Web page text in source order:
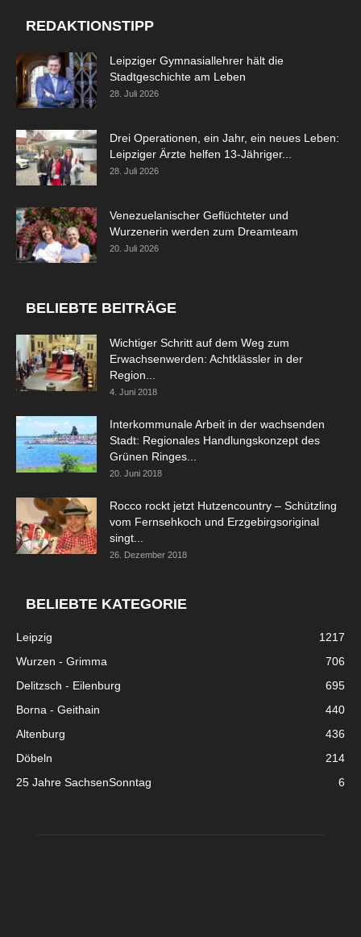
REDAKTIONSTIPP
Leipziger Gymnasiallehrer hält die
Stadtgeschichte am Leben
28. Juli 2026
Drei Operationen, ein Jahr, ein neues Leben:
Leipziger Ärzte helfen 13-Jähriger...
28. Juli 2026
Venezuelanischer Geflüchteter und
Wurzenerin werden zum Dreamteam
20. Juli 2026
BELIEBTE BEITRÄGE
Wichtiger Schritt auf dem Weg zum
Erwachsenwerden: Achtklässler in der
Region...
4. Juni 2018
Interkommunale Arbeit in der wachsenden
Stadt: Regionales Handlungskonzept des
Grünen Ringes...
20. Juni 2018
Rocco rockt jetzt Hutzencountry – Schützling
vom Fernsehkoch und Erzgebirgsoriginal
singt...
26. Dezember 2018
BELIEBTE KATEGORIE
Leipzig
1217
Wurzen - Grimma
706
Delitzsch - Eilenburg
695
Borna - Geithain
440
Altenburg
436
Döbeln
214
25 Jahre SachsenSonntag
6